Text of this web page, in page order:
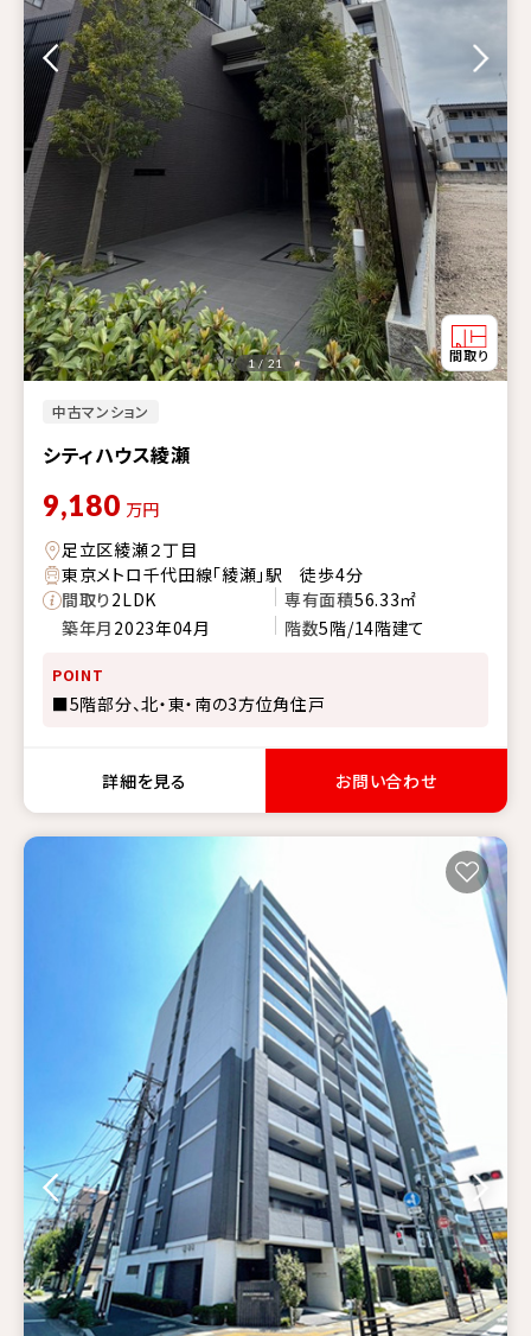
中古マンション
シティハウス綾瀬
1 / 21
9,180 万円
足立区綾瀬２丁目
東京メトロ千代田線「綾瀬」駅 徒歩4分
間取り2LDK 専有面積56.33㎡
築年月 2023年04月 階数5階/14階建て
POINT
■5階部分、北・東・南の3方位角住戸
詳細を見る お問い合わせ